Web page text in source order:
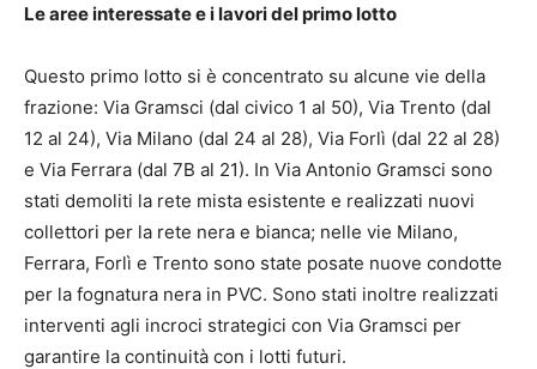
Le aree interessate e i lavori del primo lotto
Questo primo lotto si è concentrato su alcune vie della
frazione: Via Gramsci (dal civico 1 al 50), Via Trento (dal
12 al 24), Via Milano (dal 24 al 28), Via Forlì (dal 22 al 28)
e Via Ferrara (dal 7B al 21). In Via Antonio Gramsci sono
stati demoliti la rete mista esistente e realizzati nuovi
collettori per la rete nera e bianca; nelle vie Milano,
Ferrara, Forlì e Trento sono state posate nuove condotte
per la fognatura nera in PVC. Sono stati inoltre realizzati
interventi agli incroci strategici con Via Gramsci per
garantire la continuità con i lotti futuri.